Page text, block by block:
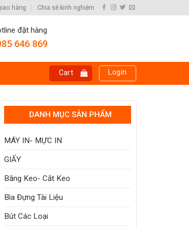
hàng Chia sẽ kinh nghiệm
đặt hàng
646 869
Cart Login
DANH MỤC SẢN PHẨM
MÁY IN- MỰC IN
GIẤY
Băng Keo- Cắt Keo
Bìa Đựng Tài Liệu
Bút Các Loại